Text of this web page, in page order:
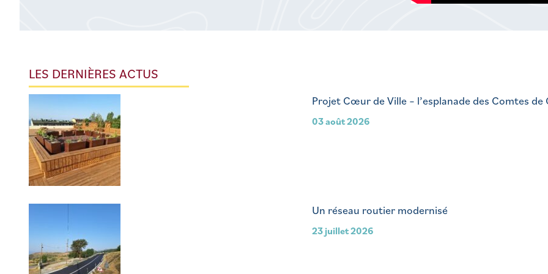
LES DERNIÈRES ACTUS
Projet Cœur de Ville – l’esplanade des Comtes de
03 août 2026
Un réseau routier modernisé
23 juillet 2026